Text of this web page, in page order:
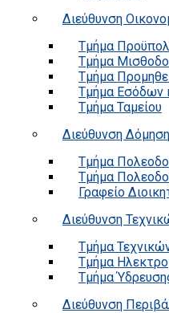
Διεύθυνση
Τμήμα
Τμήμα
Τμήμα
Τμήμα Εσόδων
Τμήμα Ταμείου
Διεύθυνση
Τμήμα
Τμήμα
Γραφείο
Διεύθυνση
Τμήμα
Τμήμα
Τμήμα
Διεύθυνση